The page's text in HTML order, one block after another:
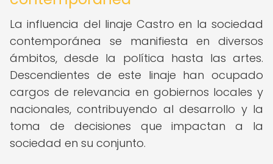
La influencia del linaje Castro en la sociedad
contemporánea se manifiesta en diversos
ámbitos, desde la política hasta las artes.
Descendientes de este linaje han ocupado
cargos de relevancia en gobiernos locales y
nacionales, contribuyendo al desarrollo y la
toma de decisiones que impactan a la
sociedad en su conjunto.